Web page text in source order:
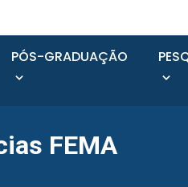
PÓS-GRADUAÇÃO
FEMA